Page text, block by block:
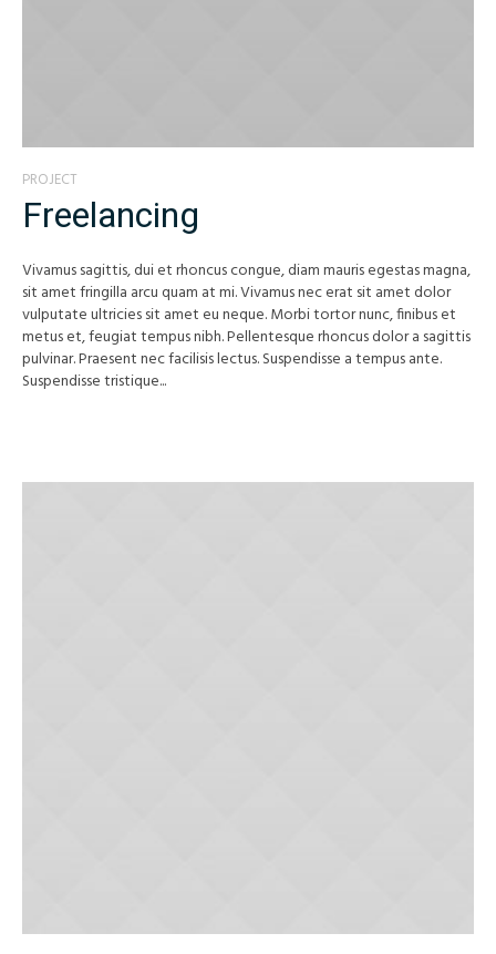
PROJECT
Freelancing
Vivamus sagittis, dui et rhoncus congue, diam mauris egestas magna,
sit amet fringilla arcu quam at mi. Vivamus nec erat sit amet dolor
vulputate ultricies sit amet eu neque. Morbi tortor nunc, finibus et
metus et, feugiat tempus nibh. Pellentesque rhoncus dolor a sagittis
pulvinar. Praesent nec facilisis lectus. Suspendisse a tempus ante.
Suspendisse tristique...